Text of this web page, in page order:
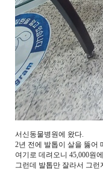
서신동물병원에 왔다.
2년 전에 발톱이 살을 뚫어
여기로 데려오니 45,000원
그런데 발톱만 잘라서 그런